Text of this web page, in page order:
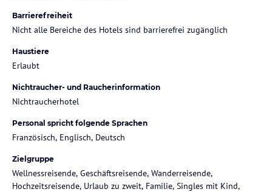
Barrierefreiheit
Nicht alle Bereiche des Hotels sind barrierefrei zugänglich
Haustiere
Erlaubt
Nichtraucher- und Raucherinformation
Nichtraucherhotel
Personal spricht folgende Sprachen
Französisch, Englisch, Deutsch
Zielgruppe
Wellnessreisende, Geschäftsreisende, Wanderreisende,
Hochzeitsreisende, Urlaub zu zweit, Familie, Singles mit Kind,